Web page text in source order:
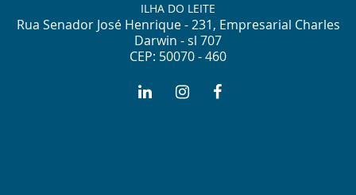
ILHA DO LEITE
Rua Senador José Henrique - 231, Empresarial Charles
Darwin - sl 707
CEP: 50070 - 460